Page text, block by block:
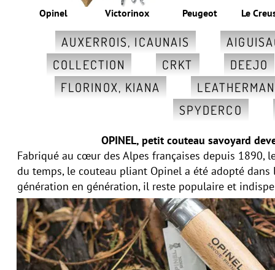
AUXERROIS, ICAUNAIS
COLLECTION
CRKT
DEEJO
FLORINOX, KIANA
LEATHERMAN
SPYDERCO
Peugeot Le
Victorinox
Opinel
OPINEL, petit couteau savoyard
Fabriqué au cœur des Alpes françaises depuis 1890,
du temps, le couteau pliant Opinel a été adopté
génération en génération, il reste populaire et